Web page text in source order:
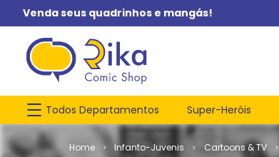
Venda seus quadrinhos e mangás!
Todos Departamentos Super-Heróis
Infanto-Juvenis Cartoons & TV